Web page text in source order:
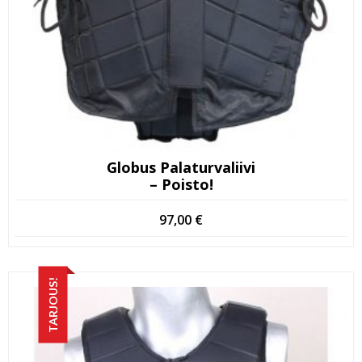
Globus Palaturvaliivi
– Poisto!
97,00 €
TARJOUS!